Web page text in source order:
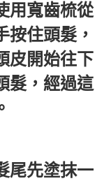
用寬齒梳從
按住頭髮，
皮開始往下
髮，經過這
尾先塗抹一